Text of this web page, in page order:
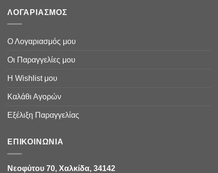
ΛΟΓΑΡΙΑΣΜΟΣ
Ο Λογαριασμός μου
Οι Παραγγελίες μου
Η Wishlist μου
Καλάθι Αγορών
Εξέλιξη Παραγγελίας
ΕΠΙΚΟΙΝΩΝΙΑ
Νεοφύτου 70, Χαλκίδα, 34142